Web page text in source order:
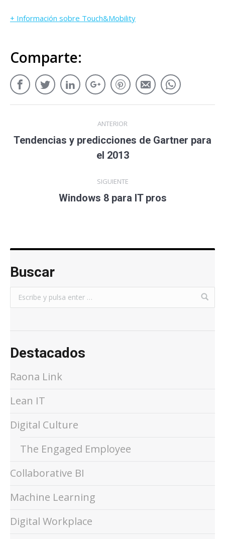
+ Información sobre Touch&Mobility
Comparte:
ANTERIOR
Tendencias y predicciones de Gartner para
el 2013
SIGUIENTE
Windows 8 para IT pros
Buscar
Destacados
Raona Link
Lean IT
Digital Culture
The Engaged Employee
Collaborative BI
Machine Learning
Digital Workplace